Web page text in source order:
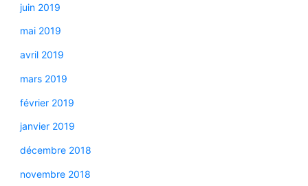
juin 2019
mai 2019
avril 2019
mars 2019
février 2019
janvier 2019
décembre 2018
novembre 2018